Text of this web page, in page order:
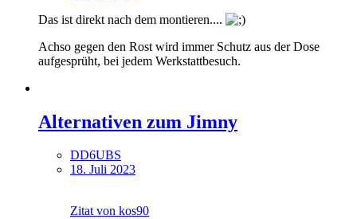
Das ist direkt nach dem montieren....
Achso gegen den Rost wird immer Schutz aus der Dose
aufgesprüht, bei jedem Werkstattbesuch.
Alternativen zum Jimny
DD6UBS
18. Juli 2023
Zitat von kos90